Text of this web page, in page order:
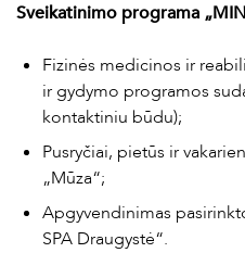
Sveikatinimo programa
Fizinės medicinos ir
ir gydymo programos
kontaktiniu būdu);
Pusryčiai, pietūs ir
„Mūza“;
Apgyvendinimas
SPA Draugystė“.